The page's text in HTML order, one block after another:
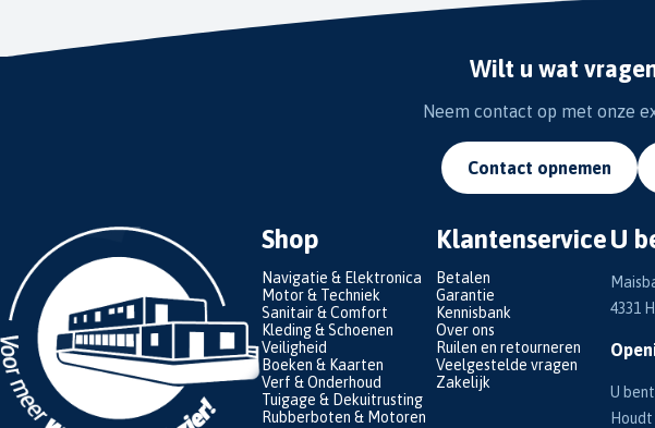
Wilt u wat
Neem contact op met onze
Contact opnemen
Shop
Navigatie & Elektronica
Motor & Techniek
Sanitair & Comfort
Kleding & Schoenen
Veiligheid
Boeken & Kaarten
Verf & Onderhoud
Tuigage & Dekuitrusting
Rubberboten & Motoren
Klantenservice
Betalen
Garantie
Kennisbank
Over ons
Ruilen en retourneren
Veelgestelde vragen
Zakelijk
U
4331
U